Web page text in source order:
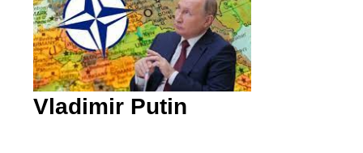
Vladimir Putin